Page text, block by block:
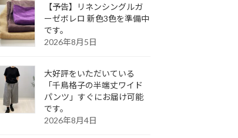
【予告】リネンシングルガ
ーゼボレロ 新色3色を準備中
です。
2026年8月5日
大好評をいただいている
「千鳥格子の半端丈ワイド
パンツ」すぐにお届け可能
です。
2026年8月4日